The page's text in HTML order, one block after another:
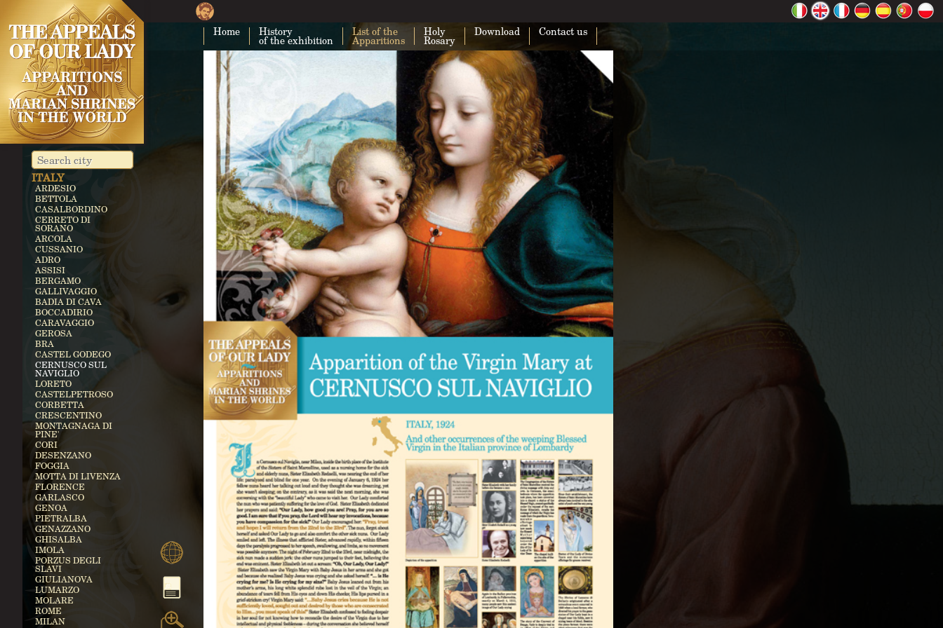
Home History
of the exhibition
List of the
Apparitions
Holy
Rosary
Download Contact us
This page can't load Google Maps correctly.
Do you own this website? OK
CUBA
COSTA RICA
CARTAGO
EGYPT
ZEITUN
GERMANY
KEVELAER
HEROLDSBACH
HEEDE
MARIENFRIED
INDIA
VAILANKANNI
KALLIKULAM
ITALY
ARDESIO
BETTOLA
CASALBORDINO
CERRETO DI
SORANO
ARCOLA
CUSSANIO
ADRO
ASSISI
BERGAMO
GALLIVAGGIO
BADIA DI CAVA
BOCCADIRIO
CARAVAGGIO
GEROSA
BRA
CASTEL GODEGO
CERNUSCO SUL
NAVIGLIO
LORETO
CASTELPETROSO
CORBETTA
CRESCENTINO
MONTAGNAGA DI
PINE'
CORI
DESENZANO
FOGGIA
MOTTA DI LIVENZA
FLORENCE
GARLASCO
GENOA
PIETRALBA
GENAZZANO
GHISALBA
IMOLA
PORZUS DEGLI
SLAVI
GIULIANOVA
LUMARZO
MOLARE
ROME
MILAN